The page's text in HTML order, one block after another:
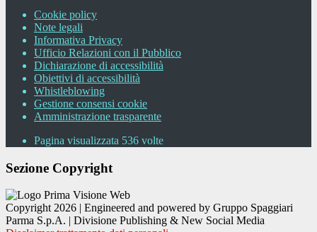
Cookie policy
Note legali
Informativa Privacy
Ufficio Relazioni con il Pubblico
Dichiarazione di accessibilità
Obiettivi di accessibilità
Whistleblowing
Gestione consensi cookie
Amministrazione trasparente
Pagina visualizzata 536 volte
Sezione Copyright
Copyright 2026 | Engineered and powered by Gruppo Spaggiari
Parma S.p.A. | Divisione Publishing & New Social Media